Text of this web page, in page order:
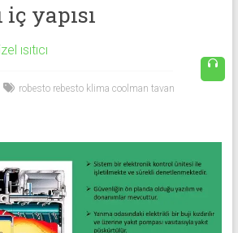
iç yapısı
ısıtıcı
robesto rebesto klima coolman tavan